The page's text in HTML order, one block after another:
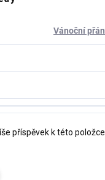
Vánoční
příspěvek k této položce.